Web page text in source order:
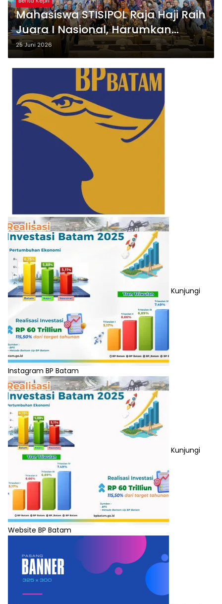
Mahasiswa STISIPOL Raja Haji Raih
Juara I Nasional, Harumkan
Nama Kampus di Ajang APSSI
2026
25 Juni 2026
Kunjungi
Instagram BP Batam
Kunjungi
Website BP Batam